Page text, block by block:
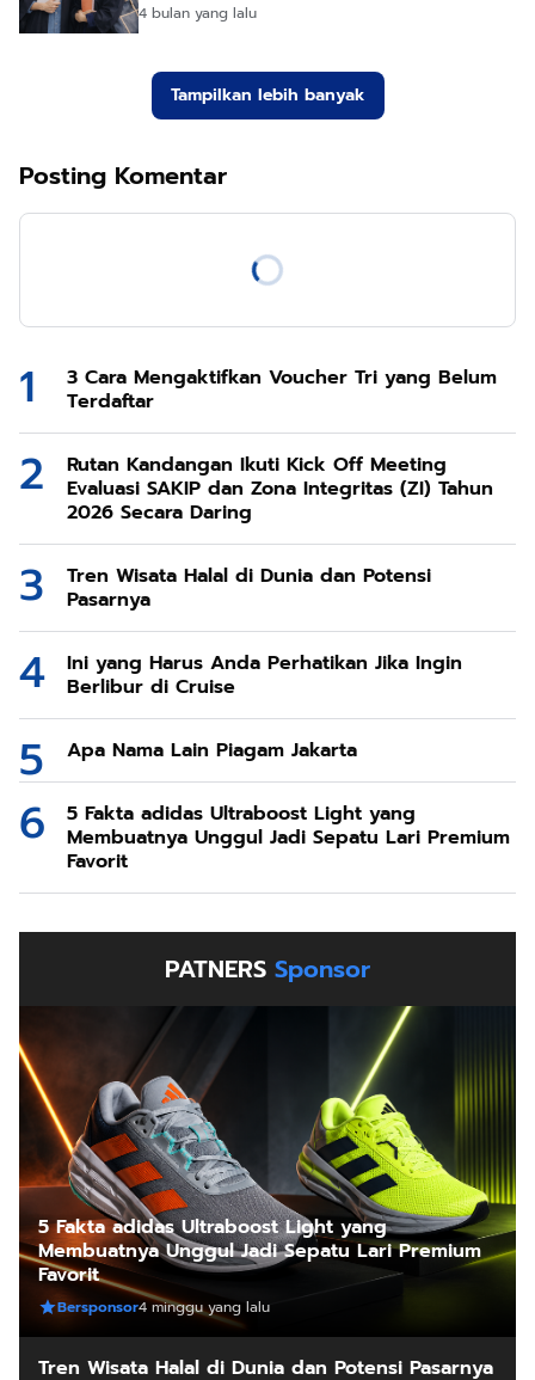
4 bulan yang lalu
Tampilkan lebih banyak
Posting Komentar
3 Cara Mengaktifkan Voucher Tri yang Belum
Terdaftar
Rutan Kandangan Ikuti Kick Off Meeting
Evaluasi SAKIP dan Zona Integritas (ZI) Tahun
2026 Secara Daring
Tren Wisata Halal di Dunia dan Potensi
Pasarnya
Ini yang Harus Anda Perhatikan Jika Ingin
Berlibur di Cruise
Apa Nama Lain Piagam Jakarta
5 Fakta adidas Ultraboost Light yang
Membuatnya Unggul Jadi Sepatu Lari Premium
Favorit
PATNERS Sponsor
5 Fakta adidas Ultraboost Light yang
Membuatnya Unggul Jadi Sepatu Lari Premium
Favorit
Bersponsor4 minggu yang lalu
Tren Wisata Halal di Dunia dan Potensi Pasarnya